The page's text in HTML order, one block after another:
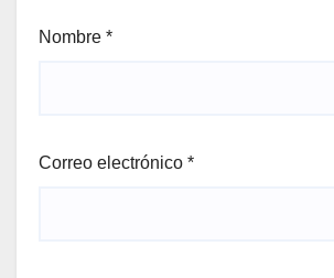
Nombre *
Correo electrónico *